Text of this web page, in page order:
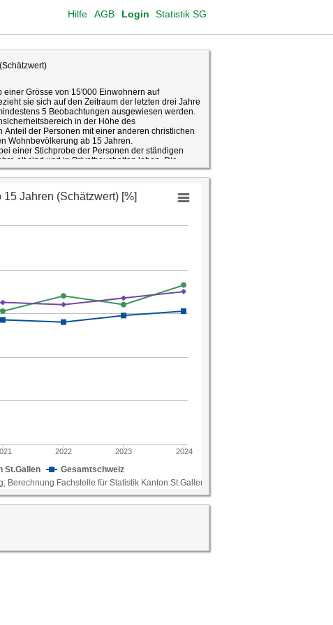
Login Statistik SG
AGB
Hilfe
Grösse von 15'000 Einwohnern auf
sie sich auf den Zeitraum der letzten drei Jahre
5 Beobachtungen ausgewiesen werden.
in der Höhe des
der Personen mit einer anderen christlichen
Wohnbevölkerung ab 15 Jahren.
einer Stichprobe der Personen der ständigen
alt sind und in Privathaushalten leben. Die
Personen. Ein Teil der Kantone finanziert
wovon der Kanton St.Gallen bisher jedoch noch
auf Ebene Personen wie auch
Hochrechnungen auf die Gesamtbevölkerung.
Beispiel: Schätzwert Merkmal X = 67
Berechnung Fachstelle für Statistik Kanton